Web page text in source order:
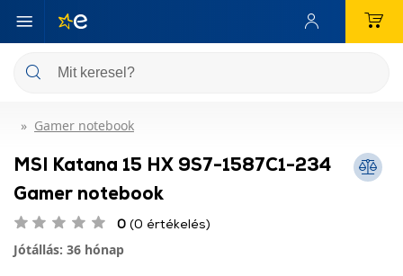
Gamer notebook
MSI Katana 15 HX 9S7-1587C1-234
Gamer notebook
0 (0 értékelés)
Jótállás: 36 hónap